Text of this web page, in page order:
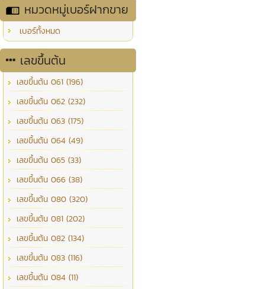
หมวดหมู่เบอร์ฝากขาย
เบอร์ทั้งหมด
เลขขึ้นต้น
เลขขึ้นต้น 061 (196)
เลขขึ้นต้น 062 (232)
เลขขึ้นต้น 063 (175)
เลขขึ้นต้น 064 (49)
เลขขึ้นต้น 065 (33)
เลขขึ้นต้น 066 (38)
เลขขึ้นต้น 080 (320)
เลขขึ้นต้น 081 (202)
เลขขึ้นต้น 082 (134)
เลขขึ้นต้น 083 (116)
เลขขึ้นต้น 084 (11)